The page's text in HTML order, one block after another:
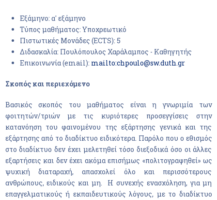
Εξάμηνο: α' εξάμηνο
Τύπος μαθήματος: Υποχρεωτικό
Πιστωτικές Μονάδες (ECTS): 5
Διδασκαλία: Πουλόπουλος Χαράλαμπος - Καθηγητής
Επικοινωνία (email): mailto:chpoulo@sw.duth.gr
Σκοπός και περιεχόμενο
Βασικός σκοπός του μαθήματος είναι η γνωριμία των
φοιτητών/τριών με τις κυριότερες προσεγγίσεις στην
κατανόηση του φαινομένου της εξάρτησης γενικά και της
εξάρτησης από το διαδίκτυο ειδικότερα. Παρόλο που ο εθισμός
στο διαδίκτυο δεν έχει μελετηθεί τόσο διεξοδικά όσο οι άλλες
εξαρτήσεις και δεν έχει ακόμα επισήμως «πολιτογραφηθεί» ως
ψυχική διαταραχή, απασχολεί όλο και περισσότερους
ανθρώπους, ειδικούς και μη. Η συνεχής ενασχόληση, για μη
επαγγελματικούς ή εκπαιδευτικούς λόγους, με το διαδίκτυο